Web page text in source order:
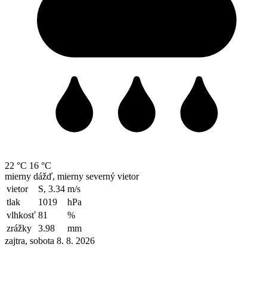
22 °C 16 °C
mierny dážď, mierny severný vietor
vietor
S, 3.34 m/s
tlak
1019
hPa
vlhkosť 81
%
zrážky
3.98
mm
zajtra, sobota 8. 8. 2026